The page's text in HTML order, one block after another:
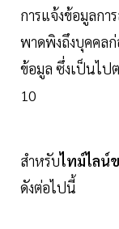
การแจ้งข้อมูลกา
พาดพิงถึงบุคคลก่
ข้อมูล ซึ่งเป็นไป
10
สำหรับไทม์ไลน์
ดังต่อไปนี้